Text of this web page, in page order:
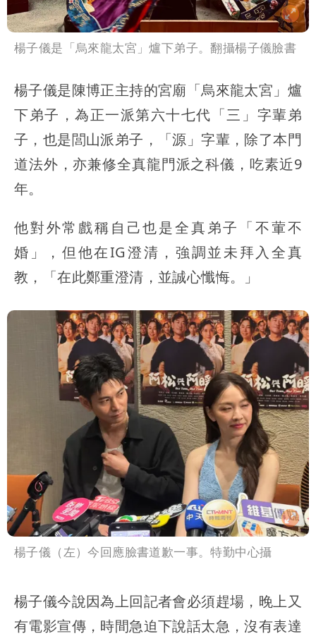
楊子儀是「烏來龍太宮」爐下弟子。翻攝楊子儀臉書
楊子儀是陳博正主持的宮廟「烏來龍太宮」爐
下弟子，為正一派第六十七代「三」字輩弟
子，也是閭山派弟子，「源」字輩，除了本門
道法外，亦兼修全真龍門派之科儀，吃素近9
年。
他對外常戲稱自己也是全真弟子「不葷不
婚」，但他在IG澄清，強調並未拜入全真
教，「在此鄭重澄清，並誠心懺悔。」
楊子儀（左）今回應臉書道歉一事。特勤中心攝
楊子儀今說因為上回記者會必須趕場，晚上又
有電影宣傳，時間急迫下說話太急，沒有表達